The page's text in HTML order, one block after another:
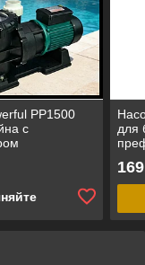
PP1500
c
для
м3/